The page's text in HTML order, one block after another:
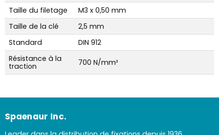
Taille du filetage
M3 x 0,50 mm
Taille de la clé
2,5 mm
Standard
DIN 912
Résistance à la
traction
700 N/mm²
Spaenaur Inc.